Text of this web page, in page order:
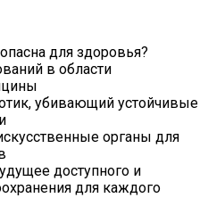
для здоровья?
в области
убивающий устойчивые
органы для
доступного и
для каждого